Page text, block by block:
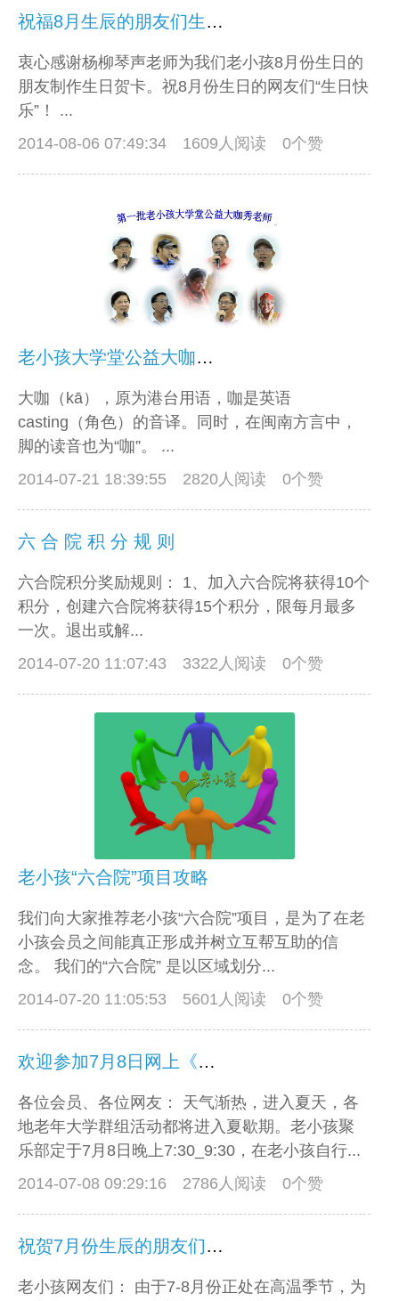
祝福8月生辰的朋友们生日快乐！
衷心感谢杨柳琴声老师为我们老小孩8月份生日的
朋友制作生日贺卡。祝8月份生日的网友们“生日快
乐”！ ...
2014-08-06 07:49:34
1609人阅读 0个赞
老小孩大学堂公益大咖活动即将开始了
大咖（kā），原为港台用语，咖是英语
casting（角色）的音译。同时，在闽南方言中，
脚的读音也为“咖”。 ...
2014-07-21 18:39:55
2820人阅读 0个赞
六 合 院 积 分 规 则
六合院积分奖励规则： 1、加入六合院将获得10个
积分，创建六合院将获得15个积分，限每月最多
一次。退出或解...
2014-07-20 11:07:43
3322人阅读 0个赞
老小孩“六合院”项目攻略
我们向大家推荐老小孩“六合院”项目，是为了在老
小孩会员之间能真正形成并树立互帮互助的信
念。 我们的“六合院” 是以区域划分...
2014-07-20 11:05:53
5601人阅读 0个赞
欢迎参加7月8日网上《暑期联欢会》
各位会员、各位网友： 天气渐热，进入夏天，各
地老年大学群组活动都将进入夏歇期。老小孩聚
乐部定于7月8日晚上7:30_9:30，在老小孩自行...
2014-07-08 09:29:16
2786人阅读 0个赞
祝贺7月份生辰的朋友们生日快乐！
老小孩网友们： 由于7-8月份正处在高温季节，为